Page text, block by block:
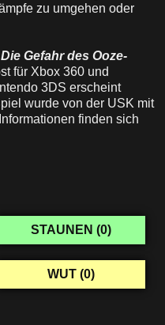
zu umgehen oder
Gefahr des Ooze-
für Xbox 360 und
3DS erscheint
wurde von der USK mit
finden sich
STAUNEN (0)
WUT (0)